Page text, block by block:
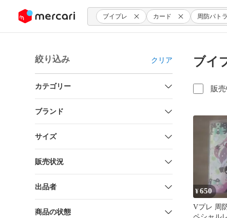
ツにスキップ ブイプレ カード 周防パトラ
絞り込み クリア
カテゴリー
ブランド
サイズ
販売状況
出品者
商品の状態
ブイ
販
¥650
Vプレ 周